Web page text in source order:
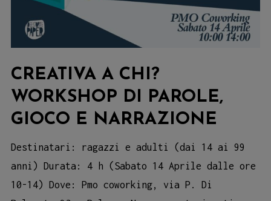
CREATIVA A CHI?
WORKSHOP DI PAROLE,
GIOCO E NARRAZIONE
Destinatari: ragazzi e adulti (dai 14 ai 99
anni) Durata: 4 h (Sabato 14 Aprile dalle ore
10-14) Dove: Pmo coworking, via P. Di